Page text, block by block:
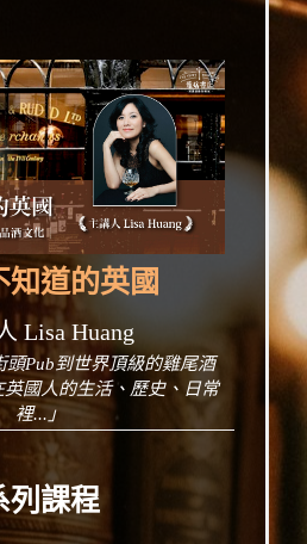
知道的英國
Lisa Huang
頭Pub到世界頂級的雞尾酒
國人的生活、歷史、日常
裡...」
列課程